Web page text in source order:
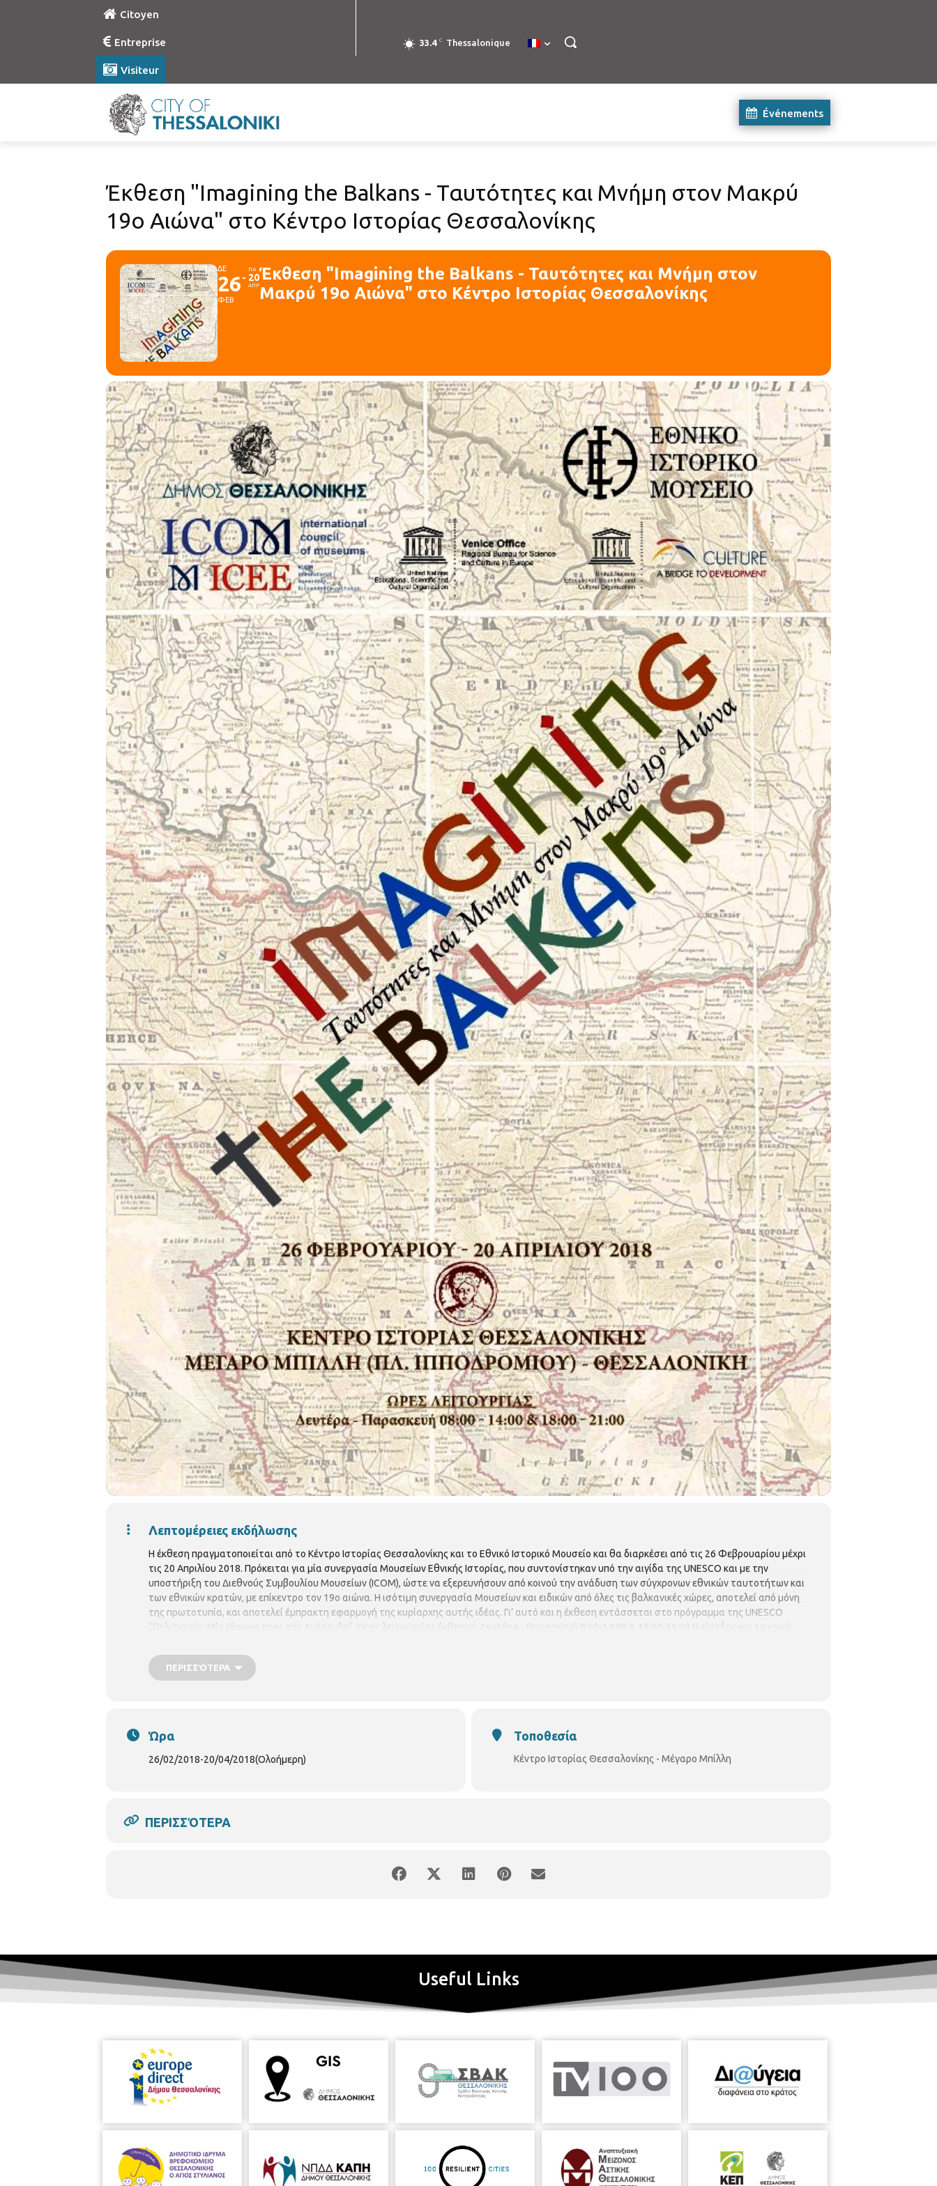
Citoyen
Entreprise
Visiteur
33.4 C Thessalonique
Événements
Έκθεση "Imagining the Balkans - Ταυτότητες και Μνήμη στον Μακρύ
19ο Αιώνα" στο Κέντρο Ιστορίας Θεσσαλονίκης
ΔΕ
26
ΦΕΒ
ΠΑ
20
ΑΠΡ
Έκθεση "Imagining the Balkans - Ταυτότητες και Μνήμη στον
Μακρύ 19ο Αιώνα" στο Κέντρο Ιστορίας Θεσσαλονίκης
Λεπτομέρειες εκδήλωσης
Η έκθεση πραγματοποιείται από το Κέντρο Ιστορίας Θεσσαλονίκης και το Εθνικό Ιστορικό Μουσείο και θα διαρκέσει από τις 26 Φεβρουαρίου μέχρι
τις 20 Απριλίου 2018. Πρόκειται για μία συνεργασία Mουσείων Eθνικής Iστορίας, που συντονίστηκαν υπό την αιγίδα της UNESCO και με την
υποστήριξη του Διεθνούς Συμβουλίου Μουσείων (ICOM), ώστε να εξερευνήσουν από κοινού την ανάδυση των σύγχρονων εθνικών ταυτοτήτων και
των εθνικών κρατών, με επίκεντρο τον 19ο αιώνα. Η ισότιμη συνεργασία Μουσείων και ειδικών από όλες τις βαλκανικές χώρες, αποτελεί από μόνη
της πρωτοτυπία, και αποτελεί έμπρακτη εφαρμογή της κυρίαρχης αυτής ιδέας. Γι’ αυτό και η έκθεση εντάσσεται στο πρόγραμμα της UNESCO
“Πολιτισμός: Μία Γέφυρα προς την Ανάπτυξη”. Ώρες λειτουργίας έκθεσης: Δευτέρα - Παρασκευή 8:00-14:00 & 18:00-21:00 Η είσοδος για το κοινό
ΠΕΡΙΣΣΌΤΕΡΑ
Ώρα
26/02/2018-20/04/2018(Ολοήμερη)
Τοποθεσία
Κέντρο Ιστορίας Θεσσαλονίκης - Μέγαρο Μπίλλη
ΠΕΡΙΣΣΌΤΕΡΑ
Useful Links